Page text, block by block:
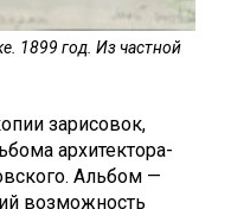
1899 год. Из частной
зарисовок,
архитектора-
Альбом —
возможность